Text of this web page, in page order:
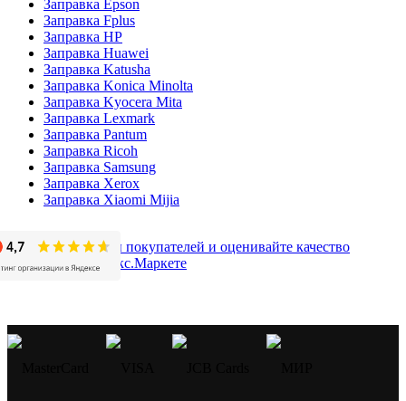
Заправка Epson
Заправка Fplus
Заправка HP
Заправка Huawei
Заправка Katusha
Заправка Konica Minolta
Заправка Kyocera Mita
Заправка Lexmark
Заправка Pantum
Заправка Ricoh
Заправка Samsung
Заправка Xerox
Заправка Xiaomi Mijia